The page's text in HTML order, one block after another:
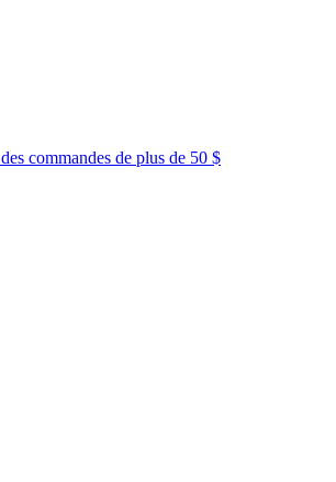
des commandes de plus de 50 $